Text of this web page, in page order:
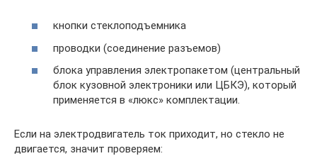
кнопки стеклоподъемника
проводки (соединение разъемов)
блока управления электропакетом (центральный
блок кузовной электроники или ЦБКЭ), который
применяется в «люкс» комплектации.
Если на электродвигатель ток приходит, но стекло не
двигается, значит проверяем: